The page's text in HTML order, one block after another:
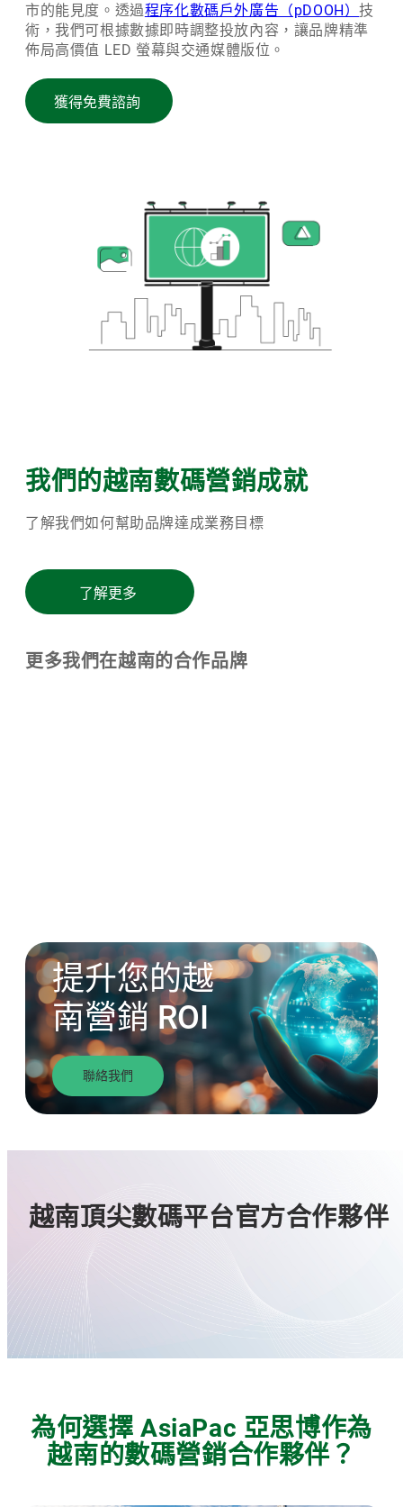
市的能見度。透過程序化數碼戶外廣告（pDOOH）技
術，我們可根據數據即時調整投放內容，讓品牌精準
佈局高價值 LED 螢幕與交通媒體版位。
獲得免費諮詢
我們的越南數碼營銷成就
了解我們如何幫助品牌達成業務目標
了解更多
更多我們在越南的合作品牌
提升您的越
南營銷 ROI
聯絡我們
越南頂尖數碼平台官方合作夥伴
為何選擇 AsiaPac 亞思博作為
越南的數碼營銷合作夥伴？